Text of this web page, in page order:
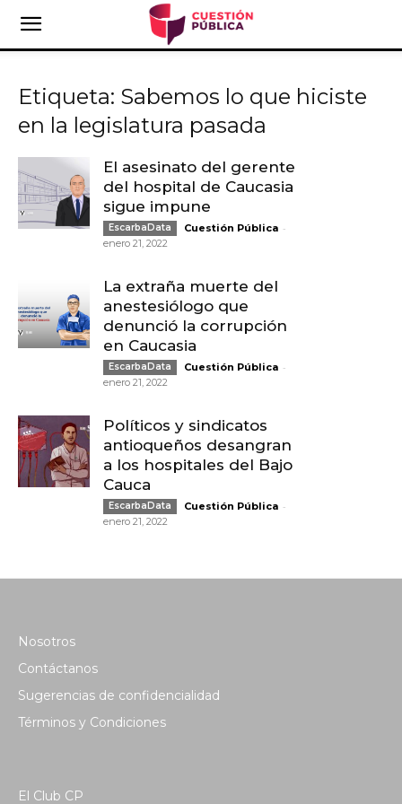
Etiqueta: Sabemos lo que hiciste
en la legislatura pasada
El asesinato del gerente
del hospital de Caucasia
sigue impune
EscarbaData Cuestión Pública -
enero 21, 2022
La extraña muerte del
anestesiólogo que
denunció la corrupción
en Caucasia
EscarbaData Cuestión Pública -
enero 21, 2022
Políticos y sindicatos
antioqueños desangran
a los hospitales del Bajo
Cauca
EscarbaData Cuestión Pública -
enero 21, 2022
Nosotros
Contáctanos
Sugerencias de confidencialidad
Términos y Condiciones
El Club CP